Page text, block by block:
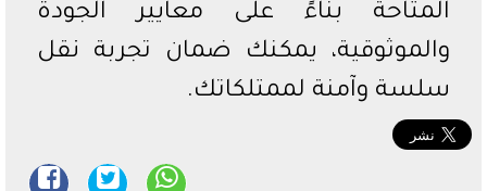
المتاحة بناءً على معايير الجودة
والموثوقية، يمكنك ضمان تجربة نقل
سلسة وآمنة لممتلكاتك.